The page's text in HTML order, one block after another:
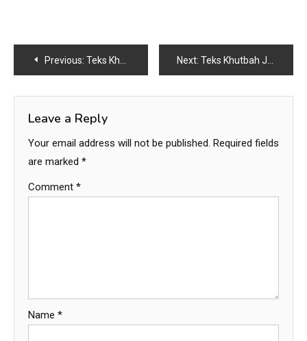
Post
navigation
Previous: Teks Khutbah Jum’at Tema : “Dua Jiwa, Satu Ikatan: Indahnya Saling Melengkapi dalam Rumah Tangga” Next: Teks Khutbah Jum’at “Renungan Akhir Tahun 2025: Waktu kita Tak Akan Kembali”
Leave a Reply
Your email address will not be published. Required fields
are marked *
Comment *
Name *